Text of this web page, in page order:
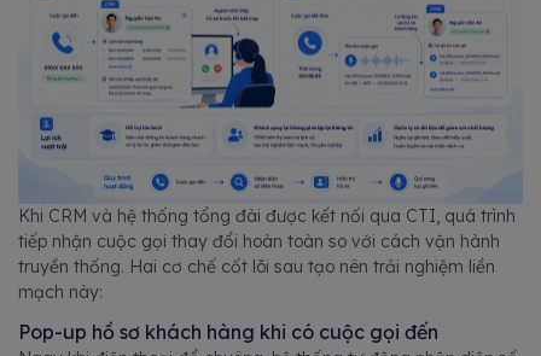
Khi CRM và hệ thống tổng đài được kết nối qua CTI, quá trình
tiếp nhận cuộc gọi thay đổi hoàn toàn so với cách vận hành
truyền thống. Hai cơ chế cốt lõi sau tạo nên trải nghiệm liền
mạch này:
Pop-up hồ sơ khách hàng khi có cuộc gọi đến